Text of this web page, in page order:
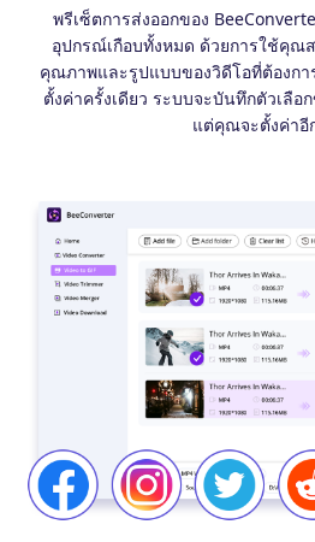
พรีเซ็ตการส่งออกของ
อุปกรณ์เกือบทั้งหมด ด้วยการใช้คุณ
คุณภาพและรูปแบบของวิดีโอที่ต้องกา
ตั้งค่าครั้งเดียว ระบบจะบันทึกตัวเลื
แต่คุณจะตั้งค่าอี